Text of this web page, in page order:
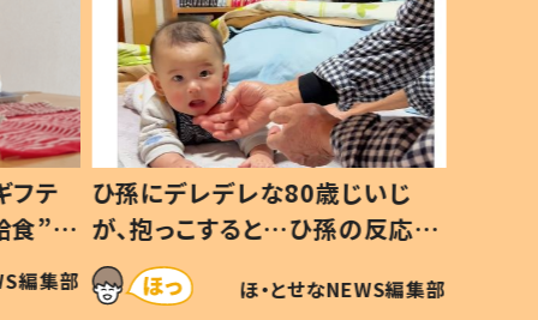
フテ
食”を
の親
編集部
ひ孫にデレデレな80歳じいじ
が、抱っこすると…ひ孫の反応に
「涙が出ました」「可愛くて仕方な
い」
ほ・とせなNEWS編集部